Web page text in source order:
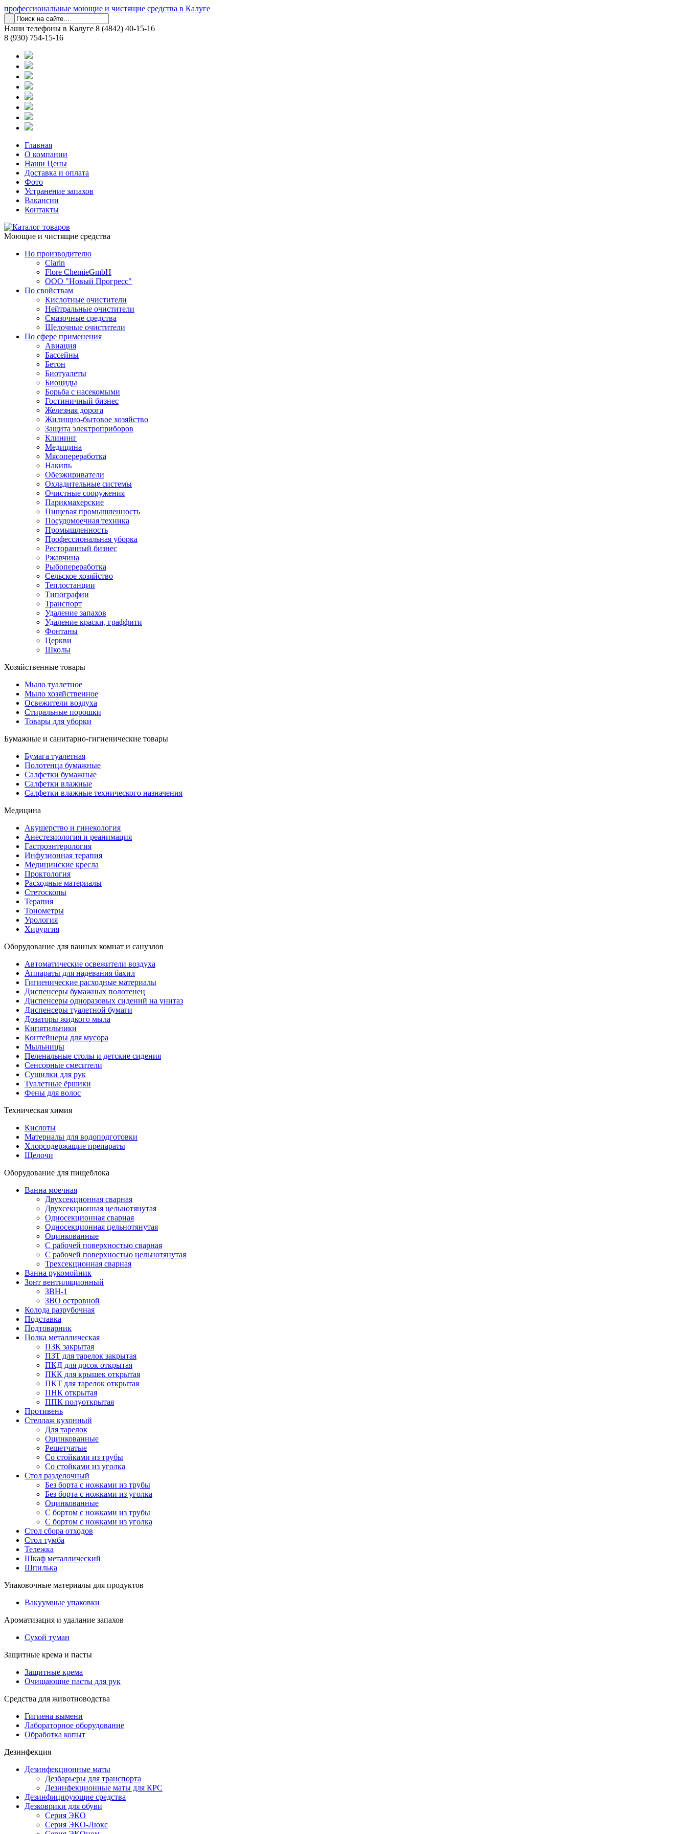
профессиональные моющие и чистящие средства в Калуге
Наши телефоны в Калуге 8 (4842) 40-15-16
8 (930) 754-15-16
Главная
О компании
Наши Цены
Доставка и оплата
Фото
Устранение запахов
Вакансии
Контакты
Моющие и чистящие средства
По производителю
Clarin
Flore ChemieGmbH
ООО "Новый Прогресс"
По свойствам
Кислотные очистители
Нейтральные очистители
Смазочные средства
Щелочные очистители
По сфере применения
Авиация
Бассейны
Бетон
Биотуалеты
Биоциды
Борьба с насекомыми
Гостиничный бизнес
Железная дорога
Жилищно-бытовое хозяйство
Защита электроприборов
Клининг
Медицина
Мясопереработка
Накипь
Обезжириватели
Охладительные системы
Очистные сооружения
Парикмахерские
Пищевая промышленность
Посудомоечная техника
Промышленность
Профессиональная уборка
Ресторанный бизнес
Ржавчина
Рыбопереработка
Сельское хозяйство
Теплостанции
Типографии
Транспорт
Удаление запахов
Удаление краски, граффити
Фонтаны
Церкви
Школы
Хозяйственные товары
Мыло туалетное
Мыло хозяйственное
Освежители воздуха
Стиральные порошки
Товары для уборки
Бумажные и санитарно-гигиенические товары
Бумага туалетная
Полотенца бумажные
Салфетки бумажные
Салфетки влажные
Салфетки влажные технического назначения
Медицина
Акушерство и гинекология
Анестезиология и реанимация
Гастроэнтерология
Инфузионная терапия
Медицинские кресла
Проктология
Расходные материалы
Стетоскопы
Терапия
Тонометры
Урология
Хирургия
Оборудование для ванных комнат и санузлов
Автоматические освежители воздуха
Аппараты для надевания бахил
Гигиенические расходные материалы
Диспенсеры бумажных полотенец
Диспенсеры одноразовых сидений на унитаз
Диспенсеры туалетной бумаги
Дозаторы жидкого мыла
Кипятильники
Контейнеры для мусора
Мыльницы
Пеленальные столы и детские сидения
Сенсорные смесители
Сушилки для рук
Туалетные ёршики
Фены для волос
Техническая химия
Кислоты
Материалы для водоподготовки
Хлорсодержащие препараты
Щелочи
Оборудование для пищеблока
Ванна моечная
Двухсекционная сварная
Двухсекционная цельнотянутая
Односекционная сварная
Односекционная цельнотянутая
Оцинкованные
С рабочей поверхностью сварная
С рабочей поверхностью цельнотянутая
Трехсекционная сварная
Ванна рукомойник
Зонт вентиляционный
ЗВН-1
ЗВО островной
Колода разрубочная
Подставка
Подтоварник
Полка металлическая
ПЗК закрытая
ПЗТ для тарелок закрытая
ПКД для досок открытая
ПКК для крышек открытая
ПКТ для тарелок открытая
ПНК открытая
ППК полуоткрытая
Противень
Стеллаж кухонный
Для тарелок
Оцинкованные
Решетчатые
Со стойками из трубы
Со стойками из уголка
Стол разделочный
Без борта с ножками из трубы
Без борта с ножками из уголка
Оцинкованные
С бортом с ножками из трубы
С бортом с ножками из уголка
Стол сбора отходов
Стол тумба
Тележка
Шкаф металлический
Шпилька
Упаковочные материалы для продуктов
Вакуумные упаковки
Ароматизация и удалание запахов
Сухой туман
Защитные крема и пасты
Защитные крема
Очищающие пасты для рук
Средства для животноводства
Гигиена вымени
Лабораторное оборудование
Обработка копыт
Дезинфекция
Дезинфекционные маты
Дезбарьеры для транспорта
Дезинфекционные маты для КРС
Дезинфицирующие средства
Дезковрики для обуви
Серия ЭКО
Серия ЭКО-Люкс